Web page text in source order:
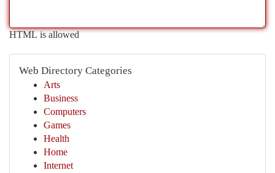
HTML is allowed
Web Directory Categories
Arts
Business
Computers
Games
Health
Home
Internet